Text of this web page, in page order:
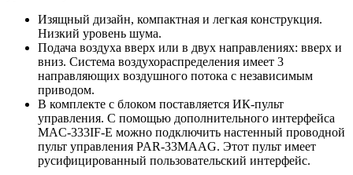
Изящный дизайн, компактная и легкая конструкция.
Низкий уровень шума.
Подача воздуха вверх или в двух направлениях: вверх и
вниз. Система воздухораспределения имеет 3
направляющих воздушного потока с независимым
приводом.
В комплекте с блоком поставляется ИК-пульт
управления. С помощью дополнительного интерфейса
MAC-333IF-E можно подключить настенный проводной
пульт управления PAR-33MAAG. Этот пульт имеет
русифицированный пользовательский интерфейс.